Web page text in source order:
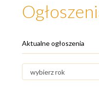
Aktualne ogłoszenia